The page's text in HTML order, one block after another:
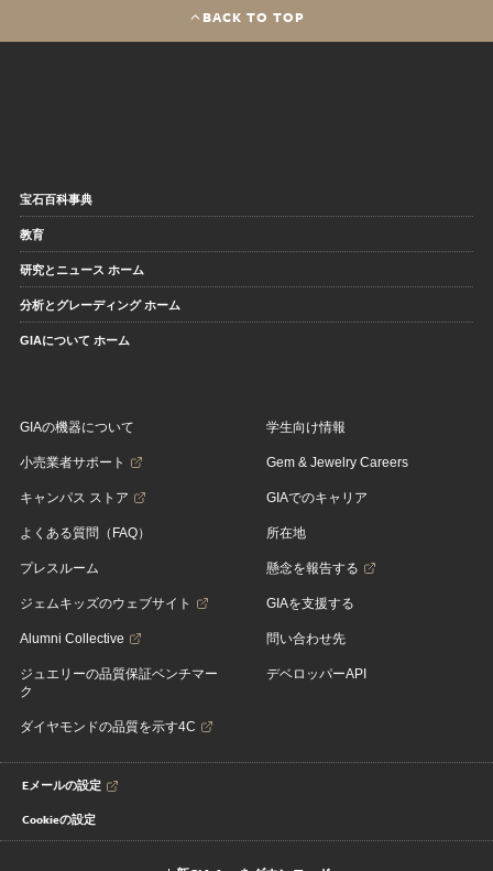
BACK TO TOP
宝石百科事典
教育
研究とニュース ホーム
分析とグレーディング ホーム
GIAについて ホーム
GIAの機器について
小売業者サポート
キャンパス ストア
よくある質問（FAQ）
プレスルーム
ジェムキッズのウェブサイト
Alumni Collective
ジュエリーの品質保証ベンチマー
ク
ダイヤモンドの品質を示す4C
学生向け情報
Gem & Jewelry Careers
GIAでのキャリア
所在地
懸念を報告する
GIAを支援する
問い合わせ先
デベロッパーAPI
Eメールの設定
Cookieの設定